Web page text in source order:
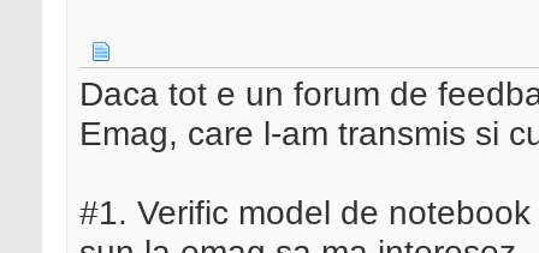
Daca tot e un forum de
Emag, care l-am transmis si
#1. Verific model de